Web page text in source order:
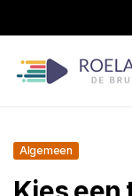
Algemeen